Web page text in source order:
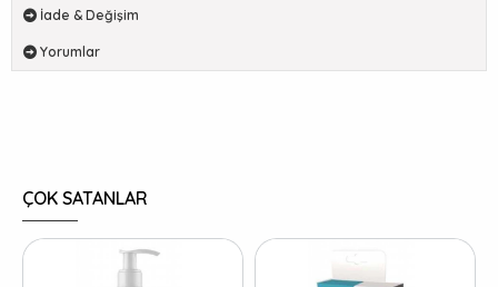
İade & Değişim
Yorumlar
ÇOK SATANLAR